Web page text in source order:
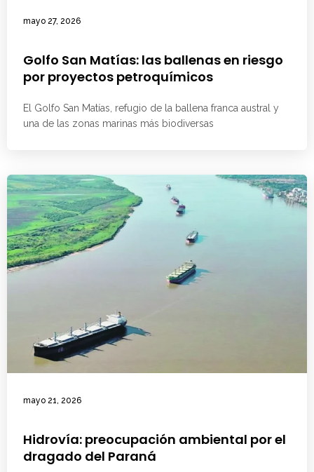
mayo 27, 2026
Golfo San Matías: las ballenas en riesgo
por proyectos petroquímicos
El Golfo San Matías, refugio de la ballena franca austral y
una de las zonas marinas más biodiversas
mayo 21, 2026
Hidrovía: preocupación ambiental por el
dragado del Paraná